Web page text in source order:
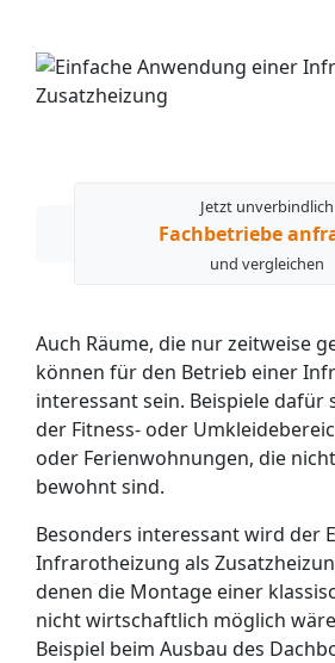
Jetzt unverbindlich
Fachbetriebe
und vergleichen
Auch Räume, die nur zeitweise
können für den Betrieb einer
interessant sein. Beispiele dafür
der Fitness- oder
oder Ferienwohnungen, die
bewohnt sind.
Besonders interessant wird der
Infrarotheizung als
denen die Montage einer
nicht wirtschaftlich möglich
Beispiel beim Ausbau des